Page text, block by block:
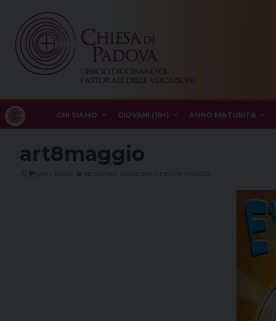
content
CHI SIAMO GIOVANI (19+) ANNO MATURITÀ
art8maggio
1291 × 3000 INCONTRO DIOCESANO DELL'8 MAGGIO